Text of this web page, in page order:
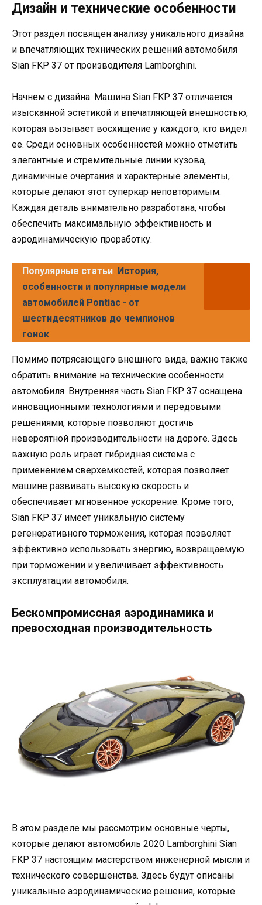
Дизайн и технические особенности
Этот раздел посвящен анализу уникального дизайна
и впечатляющих технических решений автомобиля
Sian FKP 37 от производителя Lamborghini.
Начнем с дизайна. Машина Sian FKP 37 отличается
изысканной эстетикой и впечатляющей внешностью,
которая вызывает восхищение у каждого, кто видел
ее. Среди основных особенностей можно отметить
элегантные и стремительные линии кузова,
динамичные очертания и характерные элементы,
которые делают этот суперкар неповторимым.
Каждая деталь внимательно разработана, чтобы
обеспечить максимальную эффективность и
аэродинамическую проработку.
Популярные статьи История,
особенности и популярные модели
автомобилей Pontiac - от
шестидесятников до чемпионов
гонок
Помимо потрясающего внешнего вида, важно также
обратить внимание на технические особенности
автомобиля. Внутренняя часть Sian FKP 37 оснащена
инновационными технологиями и передовыми
решениями, которые позволяют достичь
невероятной производительности на дороге. Здесь
важную роль играет гибридная система с
применением сверхемкостей, которая позволяет
машине развивать высокую скорость и
обеспечивает мгновенное ускорение. Кроме того,
Sian FKP 37 имеет уникальную систему
регенеративного торможения, которая позволяет
эффективно использовать энергию, возвращаемую
при торможении и увеличивает эффективность
эксплуатации автомобиля.
Бескомпромиссная аэродинамика и
превосходная производительность
В этом разделе мы рассмотрим основные черты,
которые делают автомобиль 2020 Lamborghini Sian
FKP 37 настоящим мастерством инженерной мысли и
технического совершенства. Здесь будут описаны
уникальные аэродинамические решения, которые